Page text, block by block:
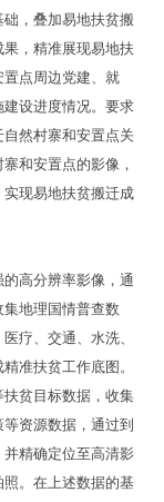
，叠加易地扶贫搬
，精准展现易地扶
点周边党建、就
设进度情况。要求
然村寨和安置点关
和安置点的影像，
现易地扶贫搬迁成
高分辨率影像，通
地理国情普查数
疗、交通、水洗、
准扶贫工作底图。
贫目标数据，收集
资源数据，通过到
精确定位至高清影
。在上述数据的基